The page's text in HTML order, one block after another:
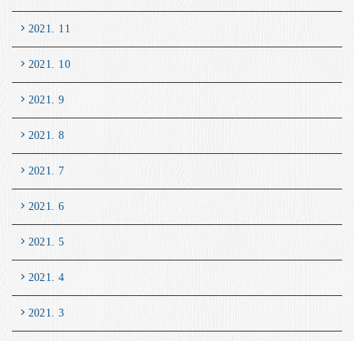
2021. 11
2021. 10
2021. 9
2021. 8
2021. 7
2021. 6
2021. 5
2021. 4
2021. 3